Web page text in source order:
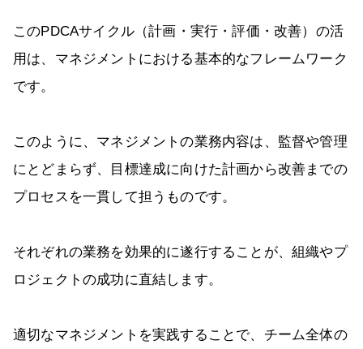
このPDCAサイクル（計画・実行・評価・改善）の活
用は、マネジメントにおける基本的なフレームワーク
です。
このように、マネジメントの業務内容は、監督や管理
にとどまらず、目標達成に向けた計画から改善までの
プロセスを一貫して担うものです。
それぞれの業務を効果的に遂行することが、組織やプ
ロジェクトの成功に直結します。
適切なマネジメントを実践することで、チーム全体の